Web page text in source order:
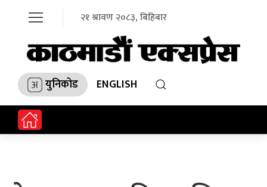
२१ श्रावण २०८३, बिहिबार
युनिकोड ENGLISH